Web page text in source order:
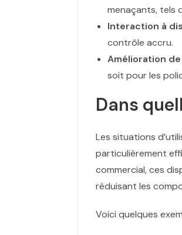
menaçants, tels
Interaction à
contrôle accru.
Amélioration
soit pour les
Dans
Les situations
particulièrement
commercial, ces
réduisant les
Voici quelques